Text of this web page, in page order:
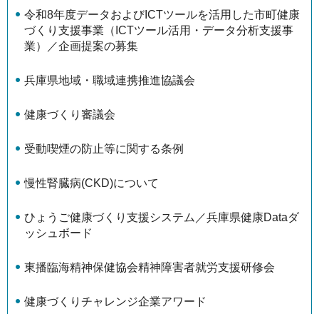
令和8年度データおよびICTツールを活用した市町健康
づくり支援事業（ICTツール活用・データ分析支援事
業）／企画提案の募集
兵庫県地域・職域連携推進協議会
健康づくり審議会
受動喫煙の防止等に関する条例
慢性腎臓病(CKD)について
ひょうご健康づくり支援システム／兵庫県健康Dataダ
ッシュボード
東播臨海精神保健協会精神障害者就労支援研修会
健康づくりチャレンジ企業アワード